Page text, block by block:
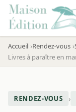
Accueil Rendez-vous
Livres à paraître en
RENDEZ-VOUS ›